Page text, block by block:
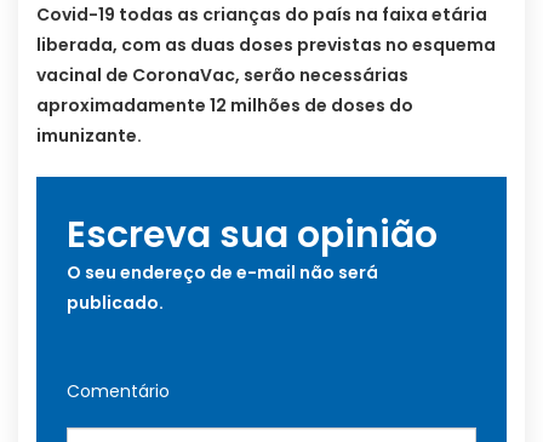
Covid-19 todas as crianças do país na faixa etária
liberada, com as duas doses previstas no esquema
vacinal de CoronaVac, serão necessárias
aproximadamente 12 milhões de doses do
imunizante.
Escreva sua opinião
O seu endereço de e-mail não será
publicado.
Comentário